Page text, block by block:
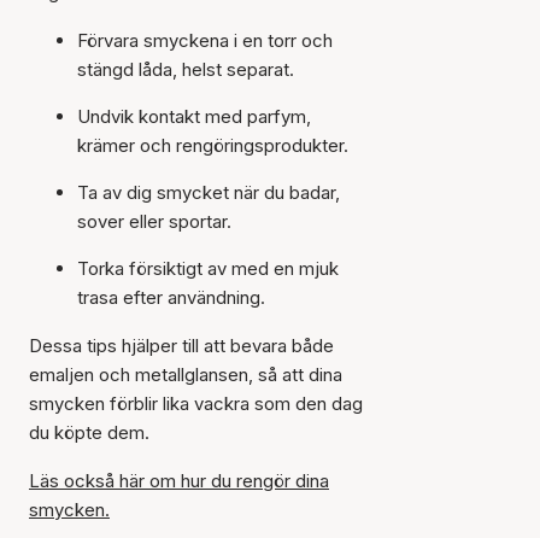
Förvara smyckena i en torr och
stängd låda, helst separat.
Undvik kontakt med parfym,
krämer och rengöringsprodukter.
Ta av dig smycket när du badar,
sover eller sportar.
Torka försiktigt av med en mjuk
trasa efter användning.
Dessa tips hjälper till att bevara både
emaljen och metallglansen, så att dina
smycken förblir lika vackra som den dag
du köpte dem.
Läs också här om hur du rengör dina
smycken.